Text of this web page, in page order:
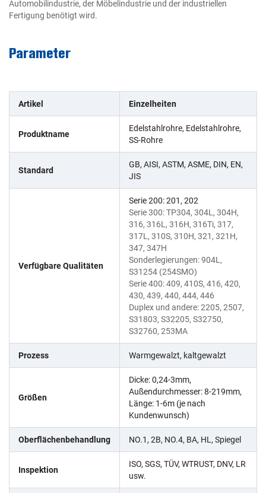
Automobilindustrie, der Möbelindustrie und der industriellen
Fertigung benötigt wird.
Parameter
Artikel Einzelheiten
Produktname
Edelstahlrohre, Edelstahlrohre,
SS-Rohre
Standard
GB, AISI, ASTM, ASME, DIN, EN,
JIS
Verfügbare Qualitäten
Serie 200: 201, 202
Serie 300: TP304, 304L, 304H,
316, 316L, 316H, 316Ti, 317,
317L, 310S, 310H, 321, 321H,
347, 347H
Sonderlegierungen: 904L,
S31254 (254SMO)
Serie 400: 409, 410S, 416, 420,
430, 439, 440, 444, 446
Duplex und andere: 2205, 2507,
S31803, S32205, S32750,
S32760, 253MA
Prozess Warmgewalzt, kaltgewalzt
Größen
Dicke: 0,24-3mm,
Außendurchmesser: 8-219mm,
Länge: 1-6m (je nach
Kundenwunsch)
Oberflächenbehandlung NO.1, 2B, NO.4, BA, HL, Spiegel
Inspektion
ISO, SGS, TÜV, WTRUST, DNV, LR
usw.